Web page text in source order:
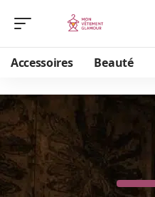
Accessoires Beauté